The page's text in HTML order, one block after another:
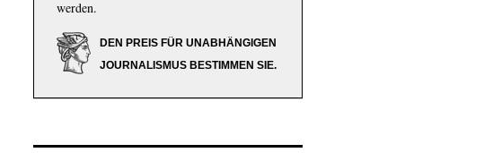
werden.
DEN PREIS FÜR UNABHÄNGIGEN
JOURNALISMUS BESTIMMEN SIE.